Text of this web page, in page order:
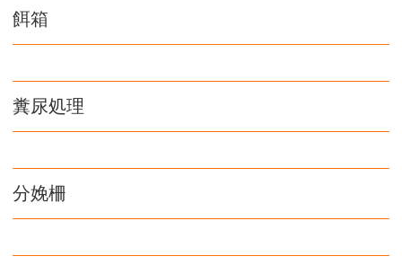
餌箱
糞尿処理
分娩柵